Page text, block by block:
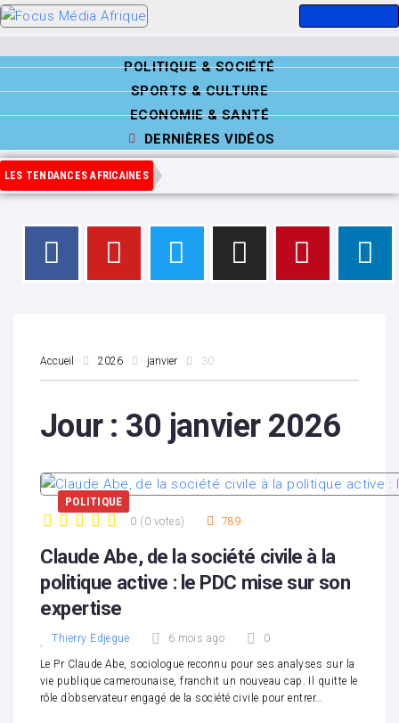
POLITIQUE & SOCIÉTÉ
SPORTS & CULTURE
ECONOMIE & SANTÉ
DERNIÈRES VIDÉOS
LES TENDANCES AFRICAINES
Accueil 2026 janvier 30
Jour : 30 janvier 2026
POLITIQUE
0 ( 0 votes) 789
Claude Abe, de la société civile à la
politique active : le PDC mise sur son
expertise
Thierry Edjegue 6 mois ago 0
Le Pr Claude Abe, sociologue reconnu pour ses analyses sur la
vie publique camerounaise, franchit un nouveau cap. Il quitte le
rôle d’observateur engagé de la société civile pour entrer…